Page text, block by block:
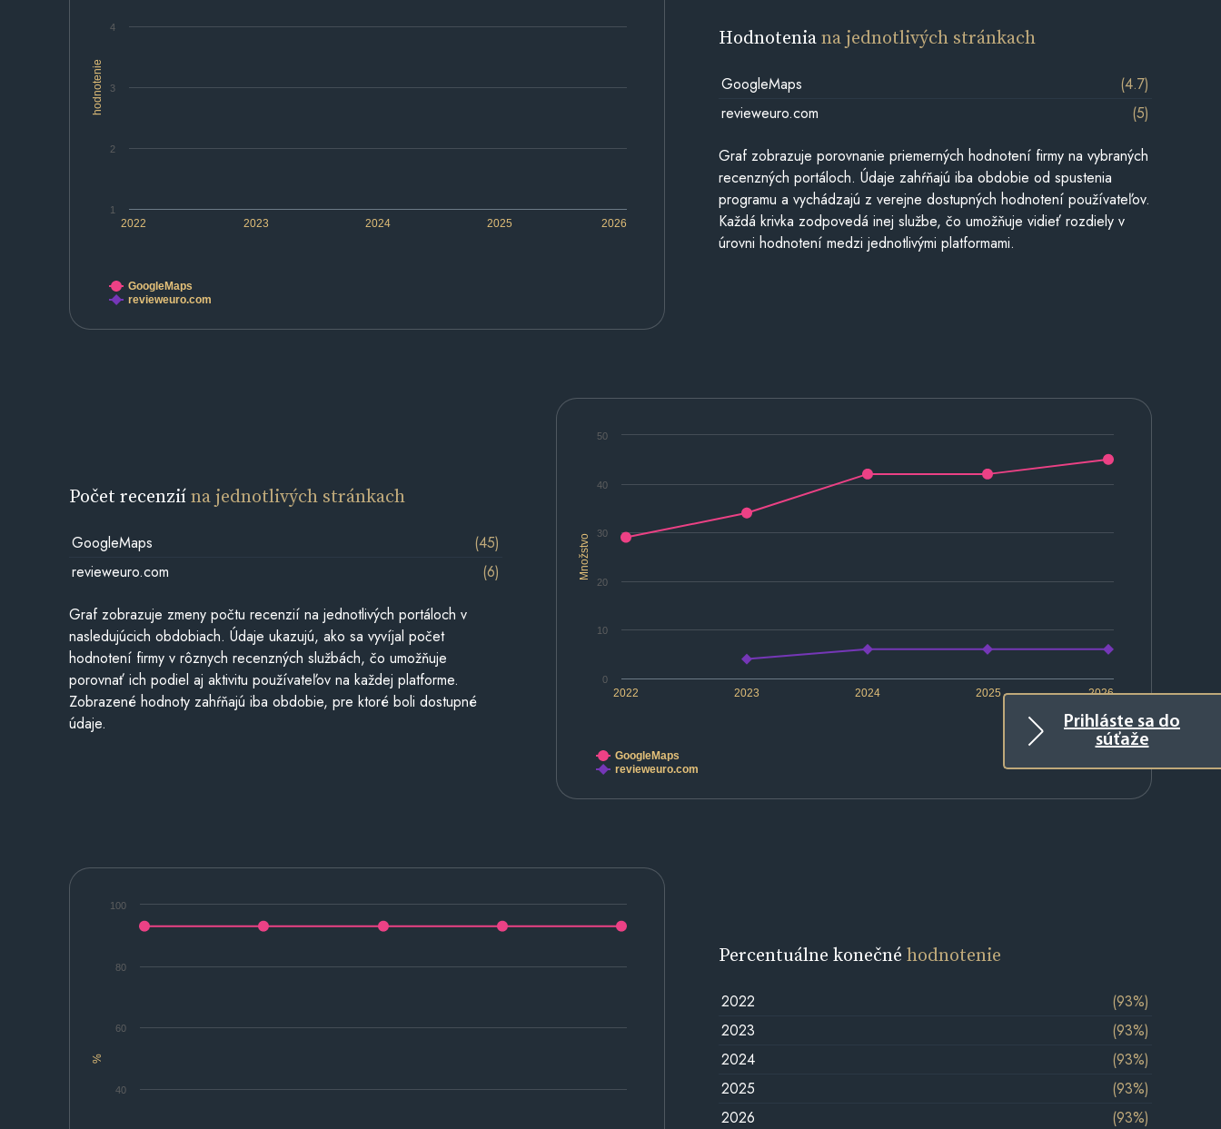
Prihláste sa do
súťaže
hodnotenie
2022 2023 2024 2025 2026
1
2
3
4
GoogleMaps
revieweuro.com
Hodnoteniana jednotlivých stránkach
GoogleMaps
(4.7)
revieweuro.com
(5)
Graf zobrazuje porovnanie priemerných hodnotení firmy na vybraných
recenzných portáloch. Údaje zahŕňajú iba obdobie od spustenia
programu a vychádzajú z verejne dostupných hodnotení používateľov.
Každá krivka zodpovedá inej službe, čo umožňuje vidieť rozdiely v
úrovni hodnotení medzi jednotlivými platformami.
Množstvo
2022 2023 2024 2025 2026
0
10
20
30
40
50
GoogleMaps
revieweuro.com
Počet recenziína jednotlivých stránkach
GoogleMaps
(45)
revieweuro.com
(6)
Graf zobrazuje zmeny počtu recenzií na jednotlivých portáloch v
nasledujúcich obdobiach. Údaje ukazujú, ako sa vyvíjal počet
hodnotení firmy v rôznych recenzných službách, čo umožňuje
porovnať ich podiel aj aktivitu používateľov na každej platforme.
Zobrazené hodnoty zahŕňajú iba obdobie, pre ktoré boli dostupné
údaje.
%
40
60
80
100
Percentuálne konečnéhodnotenie
2022
(93%)
2023
(93%)
2024
(93%)
2025
(93%)
2026
(93%)